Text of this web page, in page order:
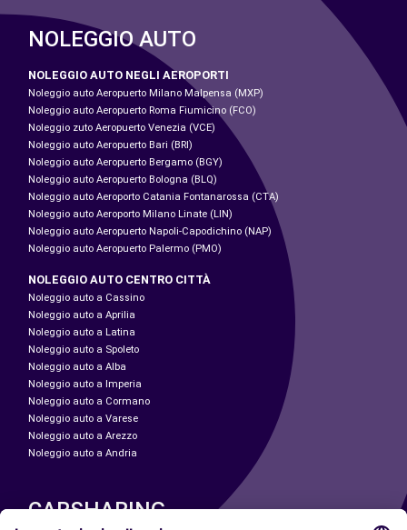
NOLEGGIO AUTO
NOLEGGIO AUTO NEGLI AEROPORTI
Noleggio auto Aeropuerto Milano Malpensa (MXP)
Noleggio auto Aeropuerto Roma Fiumicino (FCO)
Noleggio zuto Aeropuerto Venezia (VCE)
Noleggio auto Aeropuerto Bari (BRI)
Noleggio auto Aeropuerto Bergamo (BGY)
Noleggio auto Aeropuerto Bologna (BLQ)
Noleggio auto Aeroporto Catania Fontanarossa (CTA)
Noleggio auto Aeroporto Milano Linate (LIN)
Noleggio auto Aeropuerto Napoli-Capodichino (NAP)
Noleggio auto Aeropuerto Palermo (PMO)
NOLEGGIO AUTO CENTRO CITTÀ
Noleggio auto a Cassino
Noleggio auto a Aprilia
Noleggio auto a Latina
Noleggio auto a Spoleto
Noleggio auto a Alba
Noleggio auto a Imperia
Noleggio auto a Cormano
Noleggio auto a Varese
Noleggio auto a Arezzo
Noleggio auto a Andria
CARSHARING